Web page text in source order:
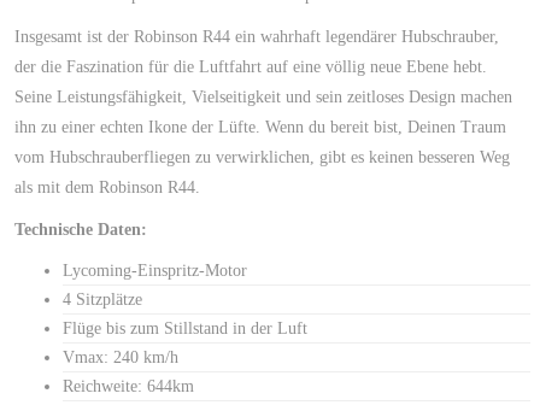
Insgesamt ist der Robinson R44 ein wahrhaft legendärer Hubschrauber,
der die Faszination für die Luftfahrt auf eine völlig neue Ebene hebt.
Seine Leistungsfähigkeit, Vielseitigkeit und sein zeitloses Design machen
ihn zu einer echten Ikone der Lüfte. Wenn du bereit bist, Deinen Traum
vom Hubschrauberfliegen zu verwirklichen, gibt es keinen besseren Weg
als mit dem Robinson R44.
Technische Daten:
Lycoming-Einspritz-Motor
4 Sitzplätze
Flüge bis zum Stillstand in der Luft
Vmax: 240 km/h
Reichweite: 644km